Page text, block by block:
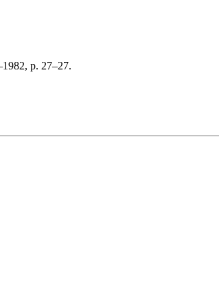
p. 27–27.